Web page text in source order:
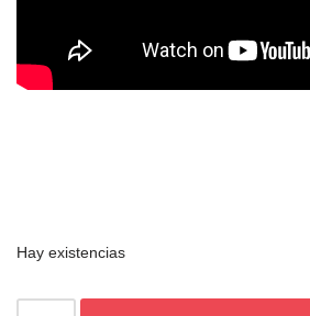
Hay existencias